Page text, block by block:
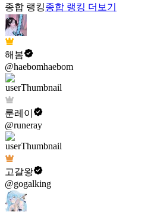
종합 랭킹종합 랭킹 더보기
해봄
@haebomhaebom
룬레이
@runeray
고갈왕
@gogalking